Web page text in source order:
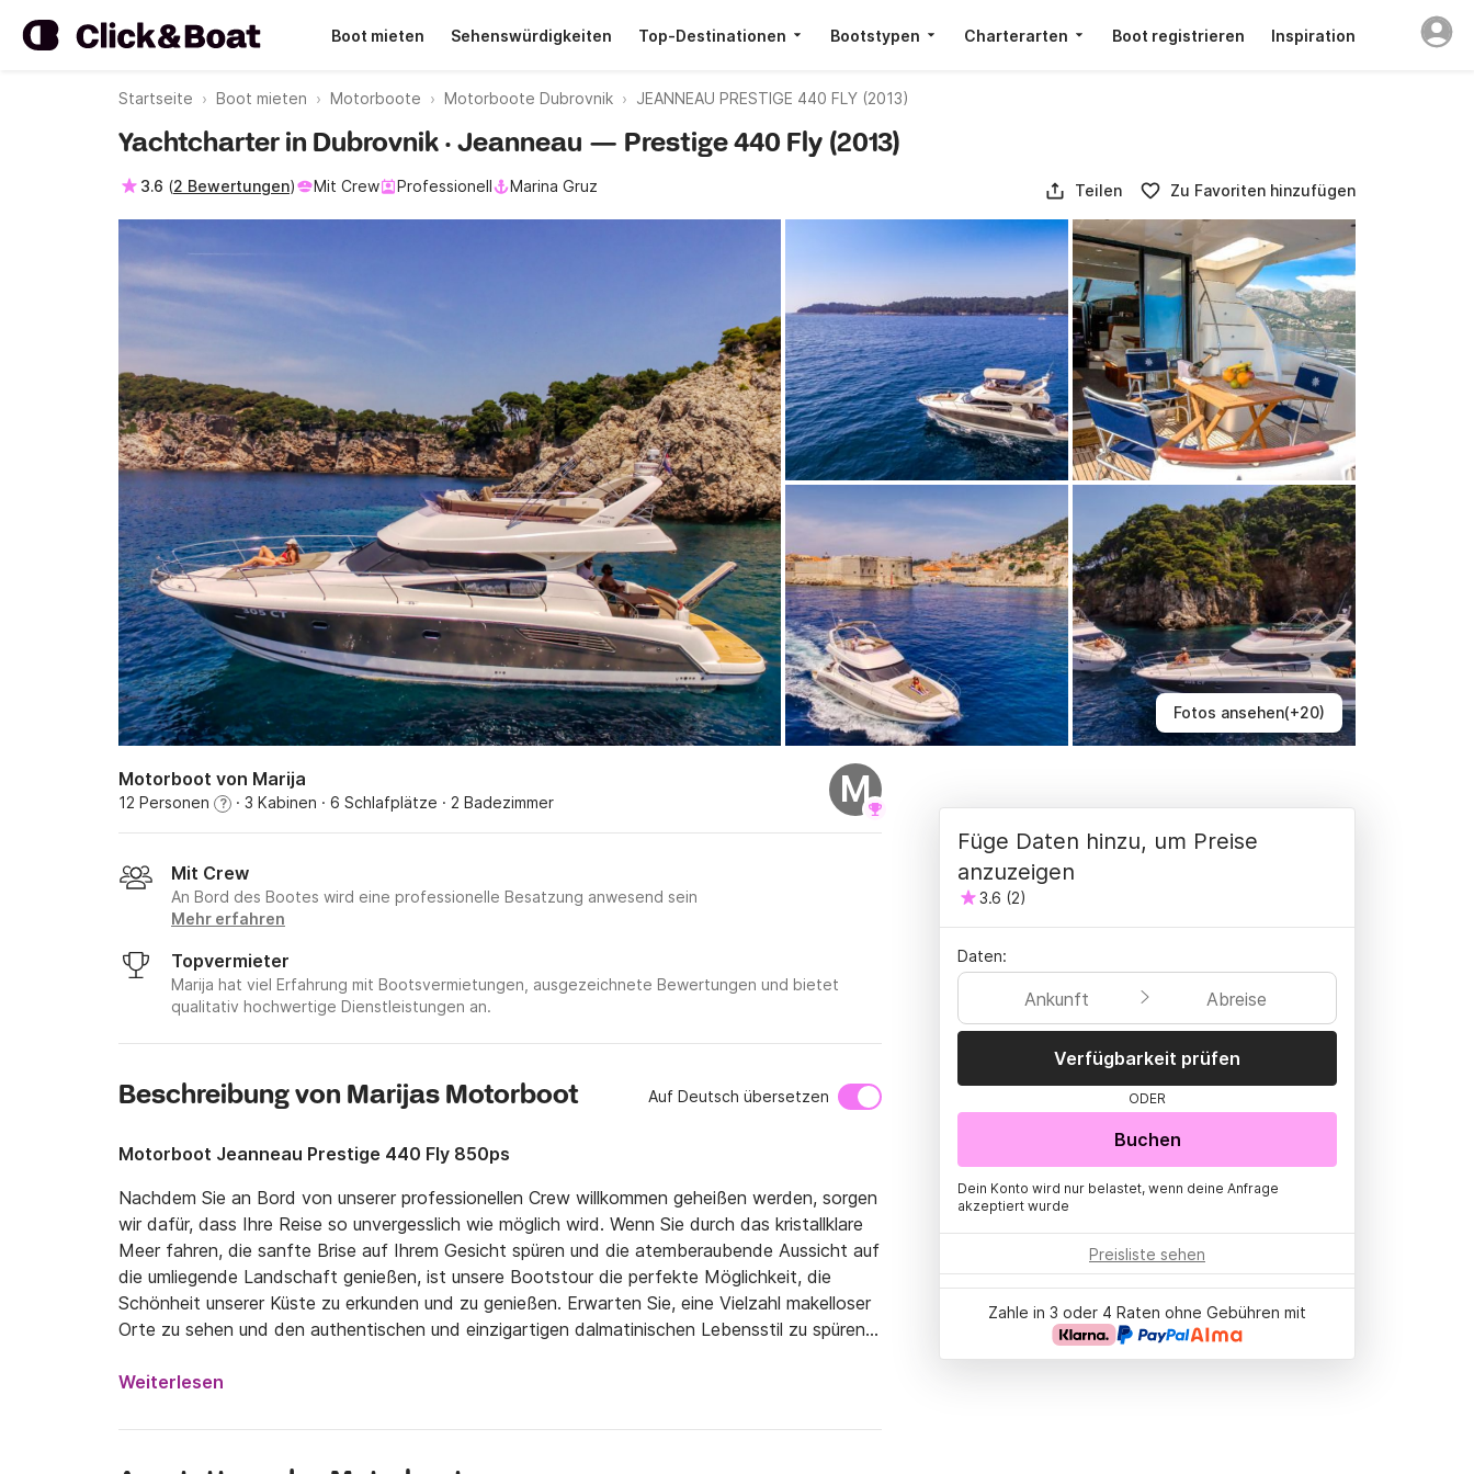
Boot mieten Sehenswürdigkeiten Top-Destinationen Bootstypen Charterarten Boot registrieren Inspiration
Startseite Boot mieten Motorboote Motorboote Dubrovnik JEANNEAU PRESTIGE 440 FLY (2013)
Fotos ansehen(+20)
Yachtcharter in Dubrovnik · Jeanneau — Prestige 440 Fly (2013)
3.6 (2 Bewertungen) Mit Crew Professionell Marina Gruz Teilen Zu Favoriten hinzufügen
Motorboot von Marija
12 Personen ? · 3 Kabinen · 6 Schlafplätze · 2 Badezimmer M
Mit Crew
An Bord des Bootes wird eine professionelle Besatzung anwesend sein
Mehr erfahren
Topvermieter
Marija hat viel Erfahrung mit Bootsvermietungen, ausgezeichnete Bewertungen und bietet
qualitativ hochwertige Dienstleistungen an.
Beschreibung von Marijas Motorboot Auf Deutsch übersetzen
Motorboot Jeanneau Prestige 440 Fly 850ps
Nachdem Sie an Bord von unserer professionellen Crew willkommen geheißen werden, sorgen
wir dafür, dass Ihre Reise so unvergesslich wie möglich wird. Wenn Sie durch das kristallklare
Meer fahren, die sanfte Brise auf Ihrem Gesicht spüren und die atemberaubende Aussicht auf
die umliegende Landschaft genießen, ist unsere Bootstour die perfekte Möglichkeit, die
Schönheit unserer Küste zu erkunden und zu genießen. Erwarten Sie, eine Vielzahl makelloser
Orte zu sehen und den authentischen und einzigartigen dalmatinischen Lebensstil zu spüren.
und gleichzeitig den Komfort und Luxus einer gut geplanten Tour zu genießen. Um Ihren
werden.
Weiterlesen
Füge Daten hinzu, um Preise
anzuzeigen
3.6 (2)
Daten:
Ankunft Abreise
Verfügbarkeit prüfen
ODER
Buchen
Dein Konto wird nur belastet, wenn deine Anfrage
akzeptiert wurde
Preisliste sehen
Zahle in 3 oder 4 Raten ohne Gebühren mit